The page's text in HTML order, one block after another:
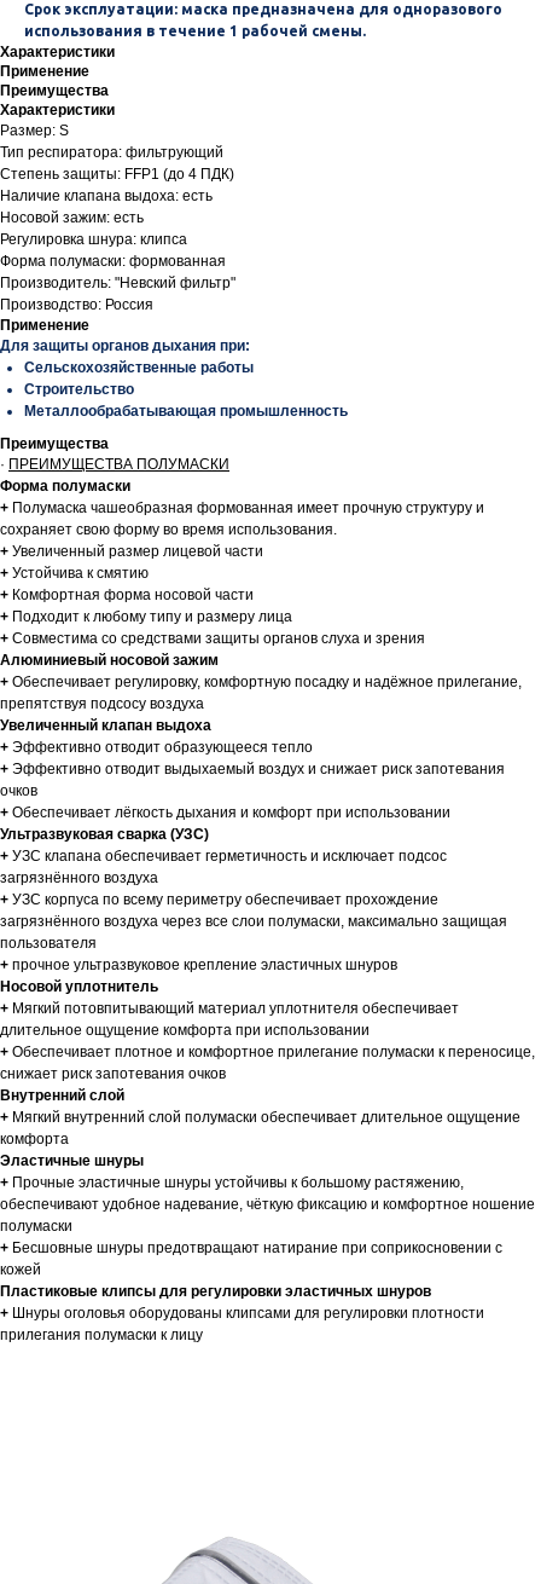
Срок эксплуатации: маска предназначена для одноразового
использования в течение 1 рабочей смены.
Характеристики
Применение
Преимущества
Характеристики
Размер: S
Тип респиратора: фильтрующий
Степень защиты: FFP1 (до 4 ПДК)
Наличие клапана выдоха: есть
Носовой зажим: есть
Регулировка шнура: клипса
Форма полумаски: формованная
Производитель: "Невский фильтр"
Производство: Россия
Применение
Для защиты органов дыхания при:
Сельскохозяйственные работы
Строительство
Металлообрабатывающая промышленность
Преимущества
· ПРЕИМУЩЕСТВА ПОЛУМАСКИ
Форма полумаски
+ Полумаска чашеобразная формованная имеет прочную структуру и
сохраняет свою форму во время использования.
+ Увеличенный размер лицевой части
+ Устойчива к смятию
+ Комфортная форма носовой части
+ Подходит к любому типу и размеру лица
+ Совместима со средствами защиты органов слуха и зрения
Алюминиевый носовой зажим
+ Обеспечивает регулировку, комфортную посадку и надёжное прилегание,
препятствуя подсосу воздуха
Увеличенный клапан выдоха
+ Эффективно отводит образующееся тепло
+ Эффективно отводит выдыхаемый воздух и снижает риск запотевания
очков
+ Обеспечивает лёгкость дыхания и комфорт при использовании
Ультразвуковая сварка (УЗС)
+ УЗС клапана обеспечивает герметичность и исключает подсос
загрязнённого воздуха
+ УЗС корпуса по всему периметру обеспечивает прохождение
загрязнённого воздуха через все слои полумаски, максимально защищая
пользователя
+ прочное ультразвуковое крепление эластичных шнуров
Носовой уплотнитель
+ Мягкий потовпитывающий материал уплотнителя обеспечивает
длительное ощущение комфорта при использовании
+ Обеспечивает плотное и комфортное прилегание полумаски к переносице,
снижает риск запотевания очков
Внутренний слой
+ Мягкий внутренний слой полумаски обеспечивает длительное ощущение
комфорта
Эластичные шнуры
+ Прочные эластичные шнуры устойчивы к большому растяжению,
обеспечивают удобное надевание, чёткую фиксацию и комфортное ношение
полумаски
+ Бесшовные шнуры предотвращают натирание при соприкосновении с
кожей
Пластиковые клипсы для регулировки эластичных шнуров
+ Шнуры оголовья оборудованы клипсами для регулировки плотности
прилегания полумаски к лицу